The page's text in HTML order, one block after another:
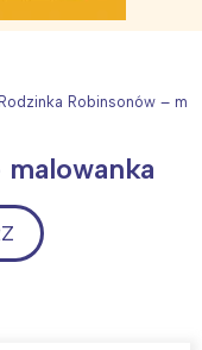
Rodzinka Robinsonów –